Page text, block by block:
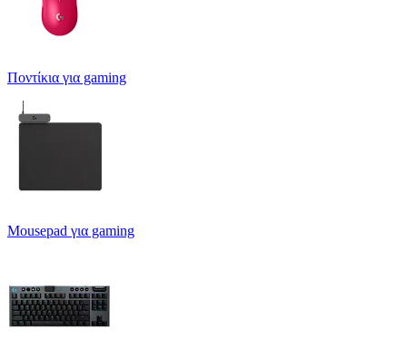
Ποντίκια για gaming
Mousepad για gaming